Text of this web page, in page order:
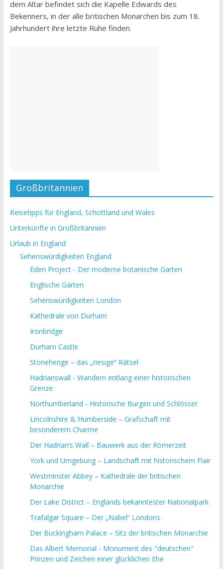
dem Altar befindet sich die Kapelle Edwards des
Bekenners, in der alle britischen Monarchen bis zum 18.
Jahrhundert ihre letzte Ruhe finden.
Großbritannien
Reisetipps für England, Schottland und Wales
Unterkünfte in Großbritannien
Urlaub in England
Sehenswürdigkeiten England
Eden Project - Der moderne botanische Garten
Englische Gärten
Sehenswürdigkeiten London
Kathedrale von Durham
Ironbridge
Durham Castle
Stonehenge – das „riesige“ Rätsel
Hadrianswall - Wandern entlang einer historischen
Grenze
Northumberland - Historische Burgen und Schlösser
Lincolnshire & Humberside – Grafschaft mit
besonderem Charme
Der Hadrian’s Wall – Bauwerk aus der Römerzeit
York und Umgebung – Landschaft mit historischem Flair
Westminster Abbey – Kathedrale der britischen
Monarchie
Der Lake District – Englands bekanntester Nationalpark
Trafalgar Square – Der „Nabel“ Londons
Der Buckingham Palace – Sitz der britischen Monarchie
Das Albert Memorial - Monument des "deutschen"
Prinzen und Zeichen einer glücklichen Ehe